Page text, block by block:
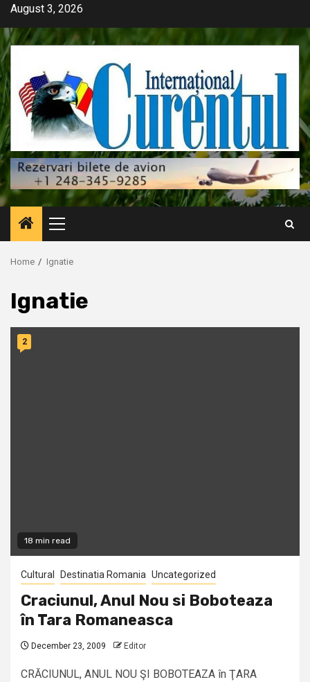
Skip
content
August 3, 2026
Primary
Menu
Home Ignatie
Ignatie
18 min read
2
Cultural Destinatia Romania Uncategorized
Craciunul, Anul Nou si Boboteaza
în Tara Romaneasca
December 23, 2009 Editor
CRĂCIUNUL, ANUL NOU ŞI BOBOTEAZA în ŢARA